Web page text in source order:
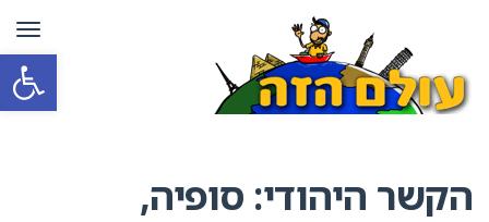
פתח
הקשר היהודי: סופיה,